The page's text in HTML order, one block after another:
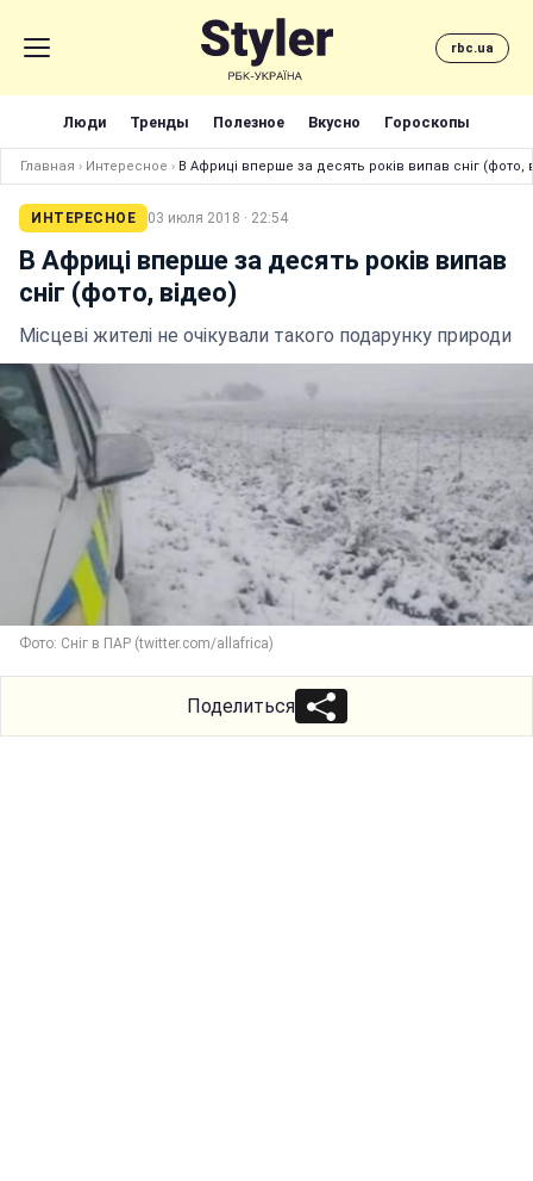
rbc.ua
Люди Тренды Полезное Вкусно Гороскопы
Главная › Интересное › В Африці вперше за десять років випав сніг (фото,
ИНТЕРЕСНОЕ 03 июля 2018 · 22:54
В Африці вперше за десять років випав
сніг (фото, відео)
Місцеві жителі не очікували такого подарунку природи
Фото: Сніг в ПАР (twitter.com/allafrica)
Поделиться